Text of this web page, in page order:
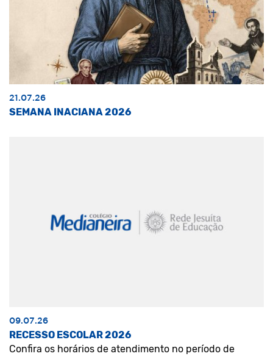
21.07.26
SEMANA INACIANA 2026
09.07.26
RECESSO ESCOLAR 2026
Confira os horários de atendimento no período de